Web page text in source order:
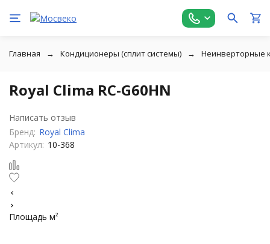
Главная Кондиционеры (сплит системы) Неинверторные
Royal Clima RC-G60HN
Написать отзыв
Бренд: Royal Clima
Артикул: 10-368
Площадь м²